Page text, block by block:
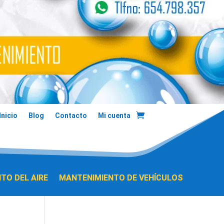
Blog Contacto Mi cuenta
DEL AIRE MANTENIMIENTO DE VEHÍCULOS